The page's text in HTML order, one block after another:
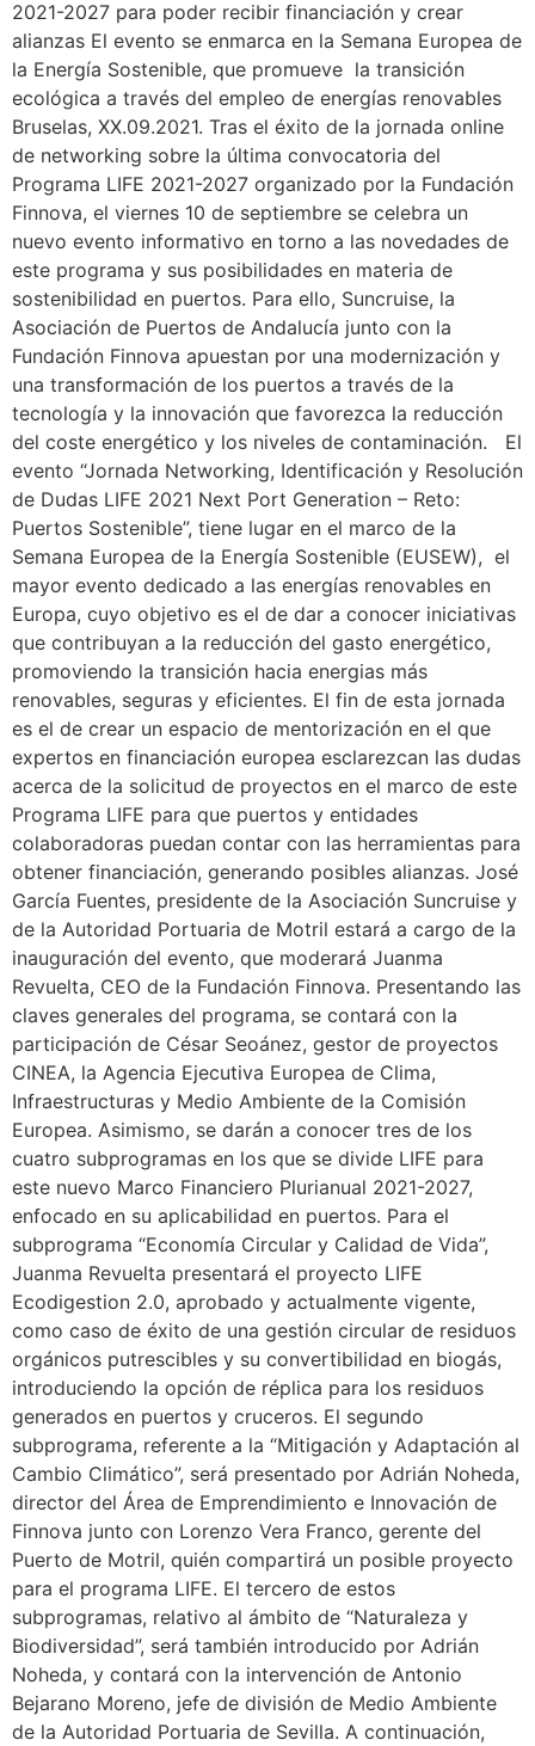
2021-2027 para poder recibir financiación y crear
alianzas El evento se enmarca en la Semana Europea de
la Energía Sostenible, que promueve la transición
ecológica a través del empleo de energías renovables
Bruselas, XX.09.2021. Tras el éxito de la jornada online
de networking sobre la última convocatoria del
Programa LIFE 2021-2027 organizado por la Fundación
Finnova, el viernes 10 de septiembre se celebra un
nuevo evento informativo en torno a las novedades de
este programa y sus posibilidades en materia de
sostenibilidad en puertos. Para ello, Suncruise, la
Asociación de Puertos de Andalucía junto con la
Fundación Finnova apuestan por una modernización y
una transformación de los puertos a través de la
tecnología y la innovación que favorezca la reducción
del coste energético y los niveles de contaminación. El
evento “Jornada Networking, Identificación y Resolución
de Dudas LIFE 2021 Next Port Generation – Reto:
Puertos Sostenible”, tiene lugar en el marco de la
Semana Europea de la Energía Sostenible (EUSEW), el
mayor evento dedicado a las energías renovables en
Europa, cuyo objetivo es el de dar a conocer iniciativas
que contribuyan a la reducción del gasto energético,
promoviendo la transición hacia energias más
renovables, seguras y eficientes. El fin de esta jornada
es el de crear un espacio de mentorización en el que
expertos en financiación europea esclarezcan las dudas
acerca de la solicitud de proyectos en el marco de este
Programa LIFE para que puertos y entidades
colaboradoras puedan contar con las herramientas para
obtener financiación, generando posibles alianzas. José
García Fuentes, presidente de la Asociación Suncruise y
de la Autoridad Portuaria de Motril estará a cargo de la
inauguración del evento, que moderará Juanma
Revuelta, CEO de la Fundación Finnova. Presentando las
claves generales del programa, se contará con la
participación de César Seoánez, gestor de proyectos
CINEA, la Agencia Ejecutiva Europea de Clima,
Infraestructuras y Medio Ambiente de la Comisión
Europea. Asimismo, se darán a conocer tres de los
cuatro subprogramas en los que se divide LIFE para
este nuevo Marco Financiero Plurianual 2021-2027,
enfocado en su aplicabilidad en puertos. Para el
subprograma “Economía Circular y Calidad de Vida”,
Juanma Revuelta presentará el proyecto LIFE
Ecodigestion 2.0, aprobado y actualmente vigente,
como caso de éxito de una gestión circular de residuos
orgánicos putrescibles y su convertibilidad en biogás,
introduciendo la opción de réplica para los residuos
generados en puertos y cruceros. El segundo
subprograma, referente a la “Mitigación y Adaptación al
Cambio Climático”, será presentado por Adrián Noheda,
director del Área de Emprendimiento e Innovación de
Finnova junto con Lorenzo Vera Franco, gerente del
Puerto de Motril, quién compartirá un posible proyecto
para el programa LIFE. El tercero de estos
subprogramas, relativo al ámbito de “Naturaleza y
Biodiversidad”, será también introducido por Adrián
Noheda, y contará con la intervención de Antonio
Bejarano Moreno, jefe de división de Medio Ambiente
de la Autoridad Portuaria de Sevilla. A continuación,